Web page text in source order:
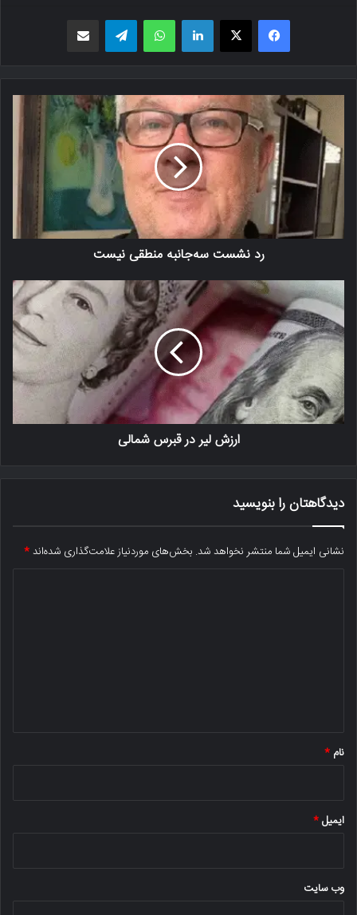
فیسبوک X لینکدین واتس اپ
رد نشست سه‌جانبه منطقی نیست
ارزش لیر در قبرس شمالی
دیدگاهتان را بنویسید
نشانی ایمیل شما منتشر نخواهد شد. بخش‌های موردنیاز علامت‌گذاری شده‌اند*
نام *
ایمیل*
وب‌ سایت